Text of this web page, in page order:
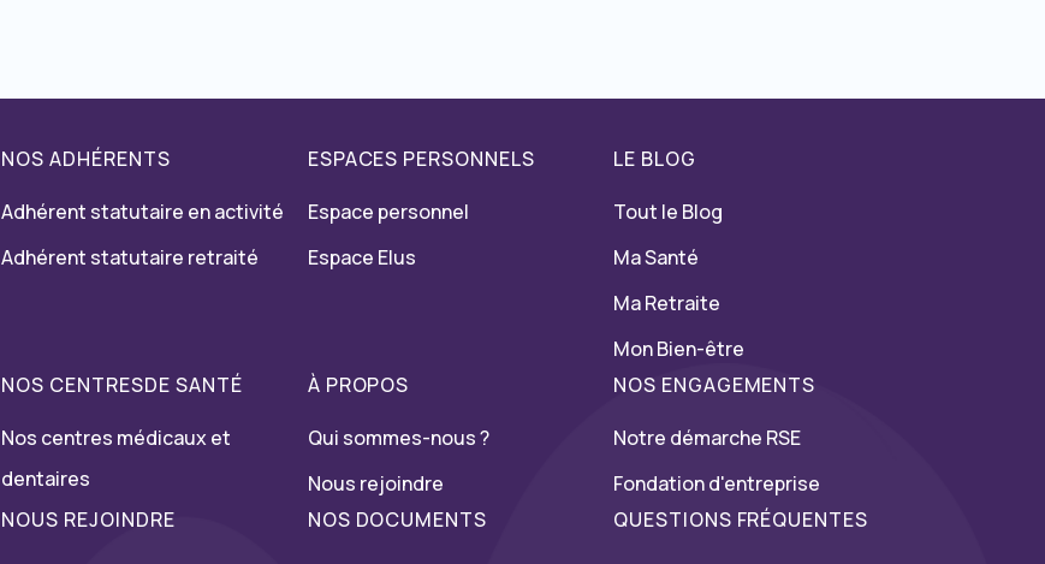
NOS ADHÉRENTS
Adhérent statutaire en activité
Adhérent statutaire retraité
ESPACES PERSONNELS
Espace personnel
Espace Elus
LE BLOG
Tout le Blog
Ma Santé
Ma Retraite
Mon Bien-être
NOS CENTRESDE SANTÉ
Nos centres médicaux et
dentaires
À PROPOS
Qui sommes-nous ?
Nous rejoindre
NOS ENGAGEMENTS
Notre démarche RSE
Fondation d'entreprise
NOUS REJOINDRE
NOS DOCUMENTS
QUESTIONS FRÉQUENTES